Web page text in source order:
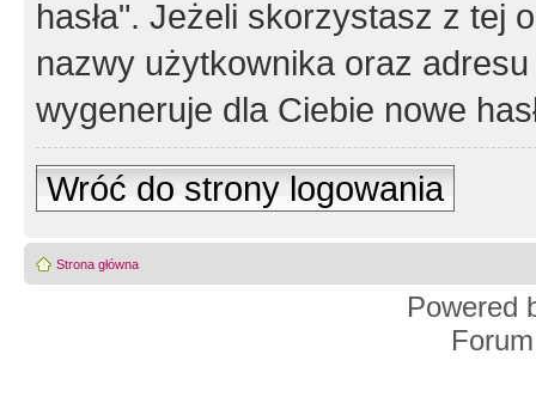
hasła". Jeżeli skorzystasz z tej
nazwy użytkownika oraz
wygeneruje dla Ciebie nowe
Wróć do strony logowania
Strona główna
Powered